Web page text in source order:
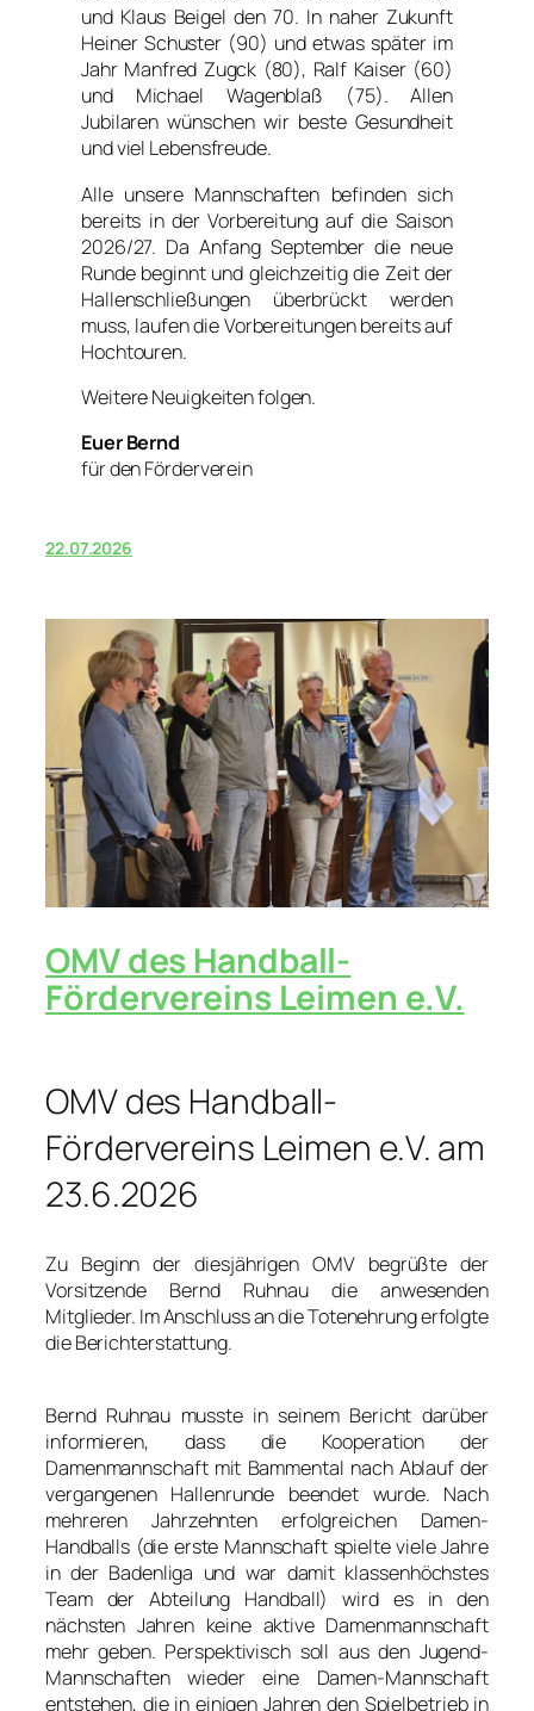
und Klaus Beigel den 70. In naher Zukunft
Heiner Schuster (90) und etwas später im
Jahr Manfred Zugck (80), Ralf Kaiser (60)
und Michael Wagenblaß (75). Allen
Jubilaren wünschen wir beste Gesundheit
und viel Lebensfreude.
Alle unsere Mannschaften befinden sich
bereits in der Vorbereitung auf die Saison
2026/27. Da Anfang September die neue
Runde beginnt und gleichzeitig die Zeit der
Hallenschließungen überbrückt werden
muss, laufen die Vorbereitungen bereits auf
Hochtouren.
Weitere Neuigkeiten folgen.
Euer Bernd
für den Förderverein
22.07.2026
OMV des Handball-
Fördervereins Leimen e.V.
OMV des Handball-
Fördervereins Leimen e.V. am
23.6.2026
Zu Beginn der diesjährigen OMV begrüßte der
Vorsitzende Bernd Ruhnau die anwesenden
Mitglieder. Im Anschluss an die Totenehrung erfolgte
die Berichterstattung.
Bernd Ruhnau musste in seinem Bericht darüber
informieren, dass die Kooperation der
Damenmannschaft mit Bammental nach Ablauf der
vergangenen Hallenrunde beendet wurde. Nach
mehreren Jahrzehnten erfolgreichen Damen-
Handballs (die erste Mannschaft spielte viele Jahre
in der Badenliga und war damit klassenhöchstes
Team der Abteilung Handball) wird es in den
nächsten Jahren keine aktive Damenmannschaft
mehr geben. Perspektivisch soll aus den Jugend-
Mannschaften wieder eine Damen-Mannschaft
entstehen, die in einigen Jahren den Spielbetrieb in